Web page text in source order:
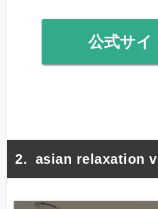
公式サイ
asian relaxation